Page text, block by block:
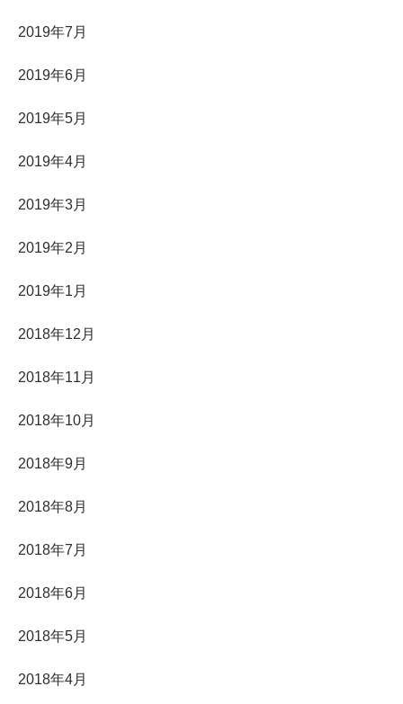
2019年7月
2019年6月
2019年5月
2019年4月
2019年3月
2019年2月
2019年1月
2018年12月
2018年11月
2018年10月
2018年9月
2018年8月
2018年7月
2018年6月
2018年5月
2018年4月